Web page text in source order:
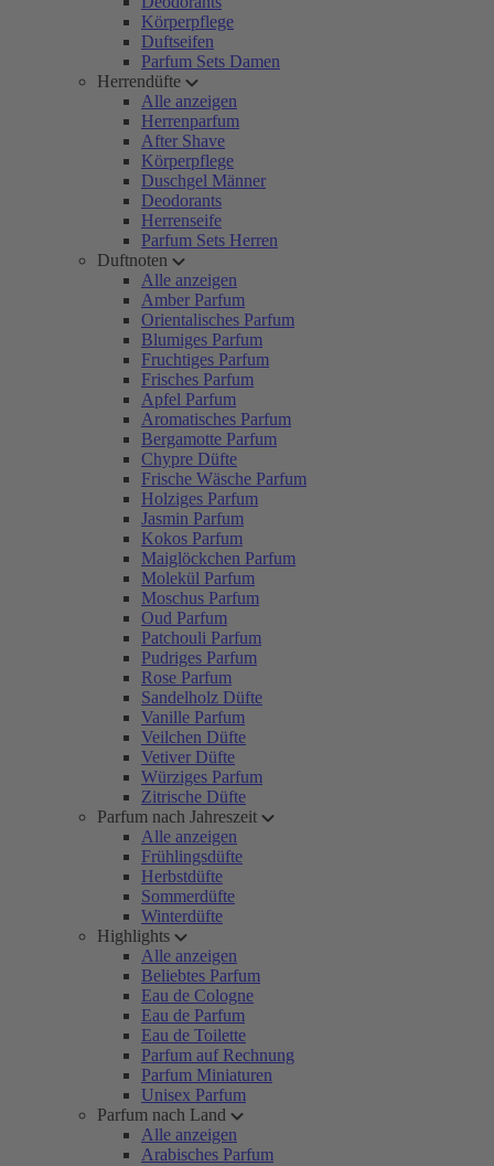
Körperpflege
Duftseifen
Parfum Sets Damen
Herrendüfte
Alle anzeigen
Herrenparfum
After Shave
Körperpflege
Duschgel Männer
Deodorants
Herrenseife
Parfum Sets Herren
Duftnoten
Alle anzeigen
Amber Parfum
Orientalisches Parfum
Blumiges Parfum
Fruchtiges Parfum
Frisches Parfum
Apfel Parfum
Aromatisches Parfum
Bergamotte Parfum
Chypre Düfte
Frische Wäsche Parfum
Holziges Parfum
Jasmin Parfum
Kokos Parfum
Maiglöckchen Parfum
Molekül Parfum
Moschus Parfum
Oud Parfum
Patchouli Parfum
Pudriges Parfum
Rose Parfum
Sandelholz Düfte
Vanille Parfum
Veilchen Düfte
Vetiver Düfte
Würziges Parfum
Zitrische Düfte
Parfum nach Jahreszeit
Alle anzeigen
Frühlingsdüfte
Herbstdüfte
Sommerdüfte
Winterdüfte
Highlights
Alle anzeigen
Beliebtes Parfum
Eau de Cologne
Eau de Parfum
Eau de Toilette
Parfum auf Rechnung
Parfum Miniaturen
Unisex Parfum
Parfum nach Land
Alle anzeigen
Arabisches Parfum